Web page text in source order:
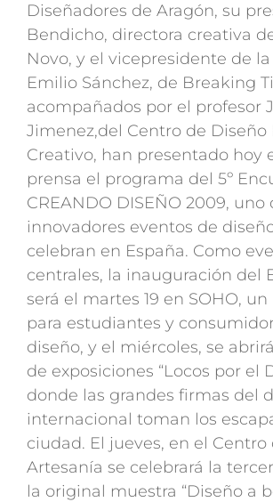
Diseñadores de Aragón, su
Bendicho, directora creativa
Novo, y el vicepresidente de
Emilio Sánchez, de Breaking
acompañados por el profesor
Jimenez,del Centro de Diseño
Creativo, han presentado hoy
prensa el programa del 5º
CREANDO DISEÑO 2009, uno
innovadores eventos de
celebran en España. Como
centrales, la inauguración del
será el martes 19 en SOHO,
para estudiantes y
diseño, y el miércoles, se
de exposiciones “Locos por el
donde las grandes firmas del
internacional toman los
ciudad. El jueves, en el Centro
Artesanía se celebrará la
la original muestra “Diseño a